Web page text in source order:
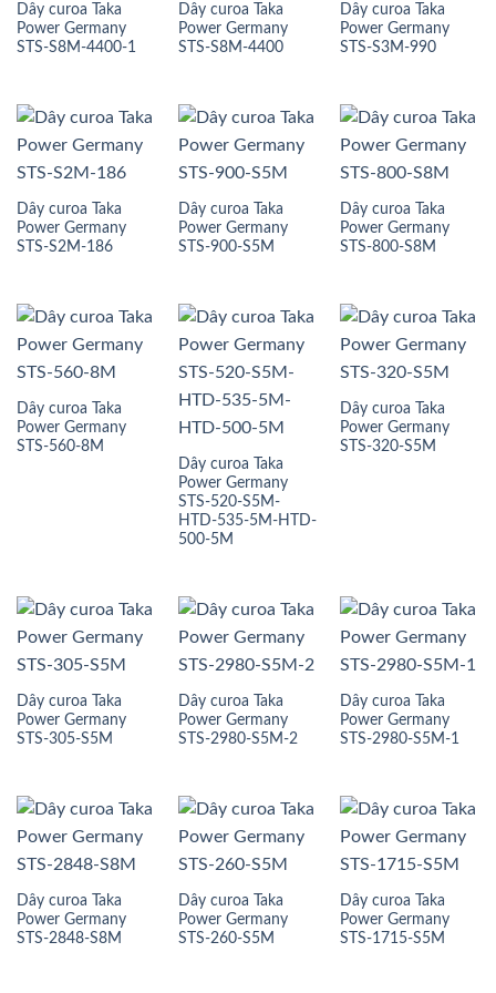
Dây curoa Taka
Power Germany
STS-S8M-4400-1
Dây curoa Taka
Power Germany
STS-S8M-4400
Dây curoa Taka
Power Germany
STS-S3M-990
Dây curoa Taka
Power Germany
STS-S2M-186
Dây curoa Taka
Power Germany
STS-900-S5M
Dây curoa Taka
Power Germany
STS-800-S8M
Dây curoa Taka
Power Germany
STS-560-8M
Dây curoa Taka
Power Germany
STS-520-S5M-
HTD-535-5M-HTD-
500-5M
Dây curoa Taka
Power Germany
STS-320-S5M
Dây curoa Taka
Power Germany
STS-305-S5M
Dây curoa Taka
Power Germany
STS-2980-S5M-2
Dây curoa Taka
Power Germany
STS-2980-S5M-1
Dây curoa Taka
Power Germany
STS-2848-S8M
Dây curoa Taka
Power Germany
STS-260-S5M
Dây curoa Taka
Power Germany
STS-1715-S5M